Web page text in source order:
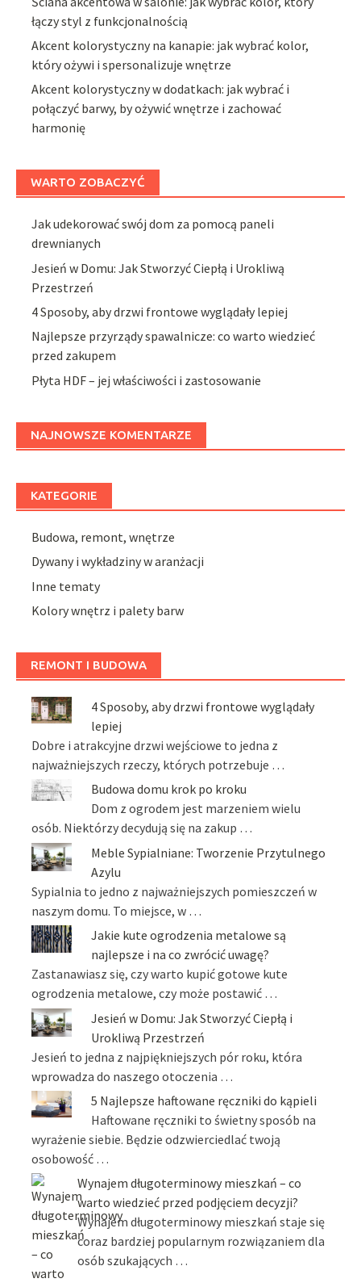
łączy styl z funkcjonalnością
Akcent kolorystyczny na kanapie: jak wybrać kolor,
który ożywi i spersonalizuje wnętrze
Akcent kolorystyczny w dodatkach: jak wybrać i
połączyć barwy, by ożywić wnętrze i zachować
harmonię
WARTO ZOBACZYĆ
Jak udekorować swój dom za pomocą paneli
drewnianych
Jesień w Domu: Jak Stworzyć Ciepłą i Urokliwą
Przestrzeń
4 Sposoby, aby drzwi frontowe wyglądały lepiej
Najlepsze przyrządy spawalnicze: co warto wiedzieć
przed zakupem
Płyta HDF – jej właściwości i zastosowanie
NAJNOWSZE KOMENTARZE
KATEGORIE
Budowa, remont, wnętrze
Dywany i wykładziny w aranżacji
Inne tematy
Kolory wnętrz i palety barw
REMONT I BUDOWA
4 Sposoby, aby drzwi frontowe wyglądały
lepiej
Dobre i atrakcyjne drzwi wejściowe to jedna z
najważniejszych rzeczy, których potrzebuje …
Budowa domu krok po kroku
Dom z ogrodem jest marzeniem wielu
osób. Niektórzy decydują się na zakup …
Meble Sypialniane: Tworzenie Przytulnego
Azylu
Sypialnia to jedno z najważniejszych pomieszczeń w
naszym domu. To miejsce, w …
Jakie kute ogrodzenia metalowe są
najlepsze i na co zwrócić uwagę?
Zastanawiasz się, czy warto kupić gotowe kute
ogrodzenia metalowe, czy może postawić …
Jesień w Domu: Jak Stworzyć Ciepłą i
Urokliwą Przestrzeń
Jesień to jedna z najpiękniejszych pór roku, która
wprowadza do naszego otoczenia …
5 Najlepsze haftowane ręczniki do kąpieli
Haftowane ręczniki to świetny sposób na
wyrażenie siebie. Będzie odzwierciedlać twoją
osobowość …
Wynajem długoterminowy mieszkań – co
warto wiedzieć przed podjęciem decyzji?
Wynajem długoterminowy mieszkań staje się
coraz bardziej popularnym rozwiązaniem dla
osób szukających …